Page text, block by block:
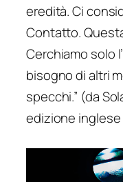
eredità. Ci
Contatto.
Cerchiamo solo
bisogno di altri
specchi.” (da
edizione inglese